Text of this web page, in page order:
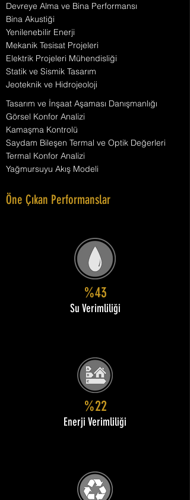
Devreye Alma ve Bina Performansı
Bina Akustiği
Yenilenebilir Enerji
Mekanik Tesisat Projeleri
Elektrik Projeleri Mühendisliği
Statik ve Sismik Tasarım
Jeoteknik ve Hidrojeoloji
Tasarım ve İnşaat Aşaması Danışmanlığı
Görsel Konfor Analizi
Kamaşma Kontrolü
Saydam Bileşen Termal ve Optik Değerleri
Termal Konfor Analizi
Yağmursuyu Akış Modeli
Öne Çıkan Performanslar
%43
Su Verimliliği
%22
Enerji Verimliliği